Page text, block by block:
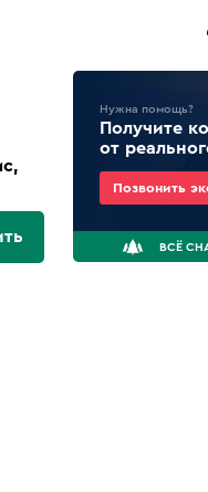
Нужна помощь?
Получите
от
Позвонить
ВСЁ